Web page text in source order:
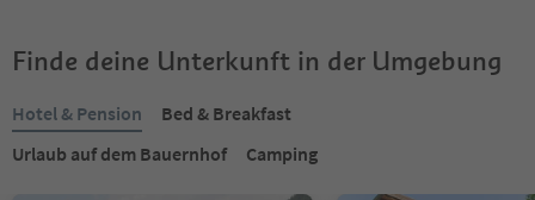
Finde deine Unterkunft in der Umgebung
Hotel & Pension
Bed & Breakfast
Urlaub auf dem Bauernhof
Camping